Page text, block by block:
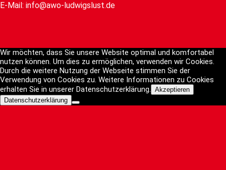
E-Mail: info@awo-ludwigslust.de
Wir möchten, dass Sie unsere Website optimal und komfortabel
nutzen können. Um dies zu ermöglichen, verwenden wir Cookies.
Durch die weitere Nutzung der Webseite stimmen Sie der
Verwendung von Cookies zu. Weitere Informationen zu Cookies
erhalten Sie in unserer Datenschutzerklärung. Akzeptieren
Datenschutzerklärung